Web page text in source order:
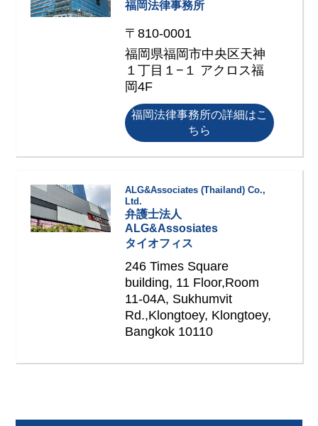
福岡法律事務所
〒810-0001
福岡県福岡市中央区天神
１丁目１−１ アクロス福
岡4F
福岡法律事務所の詳細はこ
ちら
ALG&Associates (Thailand) Co.,
Ltd.
弁護士法人
ALG&Assosiates
タイオフィス
246 Times Square
building, 11 Floor,Room
11-04A, Sukhumvit
Rd.,Klongtoey, Klongtoey,
Bangkok 10110